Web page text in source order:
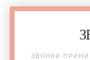
ЗВОНКИ